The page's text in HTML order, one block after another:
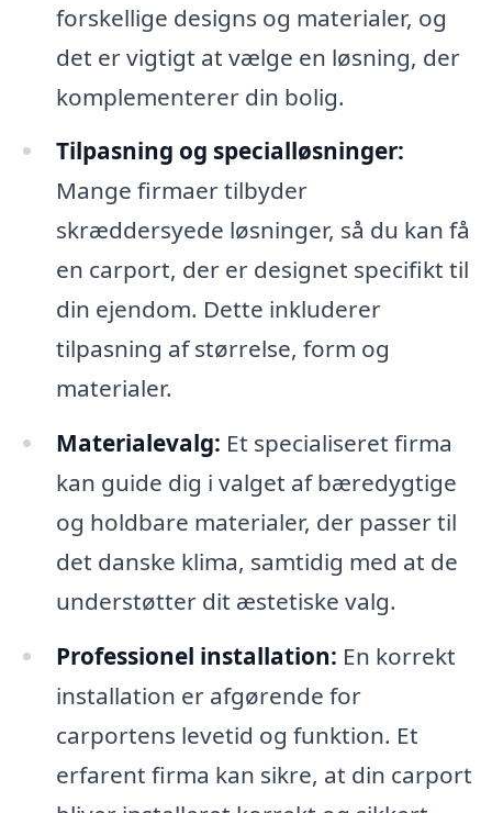
forskellige designs og materialer, og
det er vigtigt at vælge en løsning, der
komplementerer din bolig.
Tilpasning og specialløsninger:
Mange firmaer tilbyder
skræddersyede løsninger, så du kan få
en carport, der er designet specifikt til
din ejendom. Dette inkluderer
tilpasning af størrelse, form og
materialer.
Materialevalg: Et specialiseret firma
kan guide dig i valget af bæredygtige
og holdbare materialer, der passer til
det danske klima, samtidig med at de
understøtter dit æstetiske valg.
Professionel installation: En korrekt
installation er afgørende for
carportens levetid og funktion. Et
erfarent firma kan sikre, at din carport